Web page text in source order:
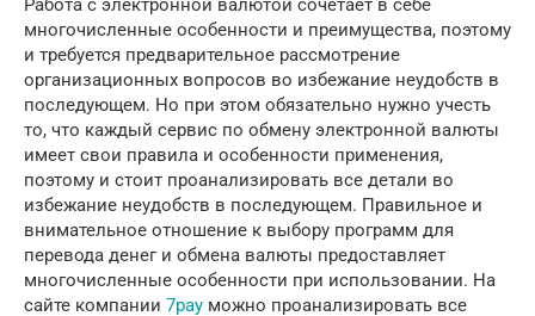
Работа с электронной валютой сочетает в себе
многочисленные особенности и преимущества, поэтому
и требуется предварительное рассмотрение
организационных вопросов во избежание неудобств в
последующем. Но при этом обязательно нужно учесть
то, что каждый сервис по обмену электронной валюты
имеет свои правила и особенности применения,
поэтому и стоит проанализировать все детали во
избежание неудобств в последующем. Правильное и
внимательное отношение к выбору программ для
перевода денег и обмена валюты предоставляет
многочисленные особенности при использовании. На
сайте компании 7pay можно проанализировать все